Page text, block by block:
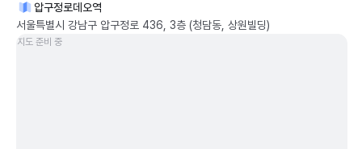
압구정로데오역
서울특별시 강남구 압구정로 436, 3층 (청담동, 상원빌딩)
지도 준비 중